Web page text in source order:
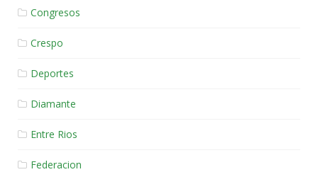
Congresos
Crespo
Deportes
Diamante
Entre Rios
Federacion